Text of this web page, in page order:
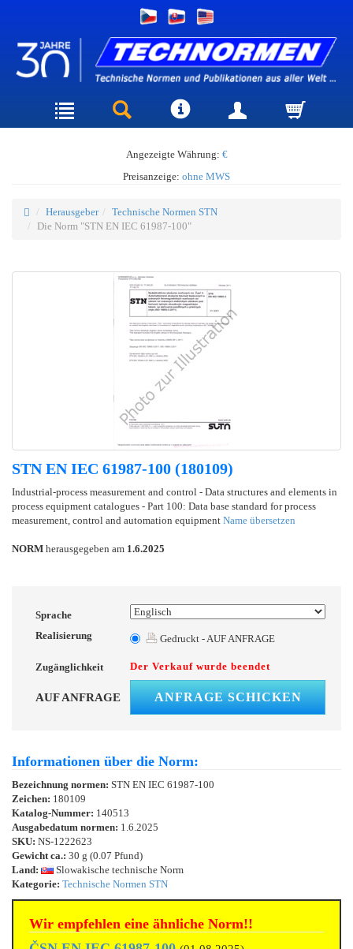
Angezeigte Währung: €
Preisanzeige: ohne MWS
Herausgeber
Technische Normen STN
Die Norm "STN EN IEC 61987-100"
STN EN IEC 61987-100 (180109)
Industrial-process measurement and control - Data structures and elements in
process equipment catalogues - Part 100: Data base standard for process
measurement, control and automation equipment Name übersetzen
NORM herausgegeben am 1.6.2025
Sprache
Realisierung
Gedruckt - AUF ANFRAGE
Zugänglichkeit Der Verkauf wurde beendet
AUF ANFRAGE ANFRAGE SCHICKEN
Informationen über die Norm:
Bezeichnung normen: STN EN IEC 61987-100
Zeichen: 180109
Katalog-Nummer: 140513
Ausgabedatum normen: 1.6.2025
SKU: NS-1222623
Gewicht ca.: 30 g (0.07 Pfund)
Land:
Slowakische technische Norm
Kategorie: Technische Normen STN
Wir empfehlen eine ähnliche Norm!!